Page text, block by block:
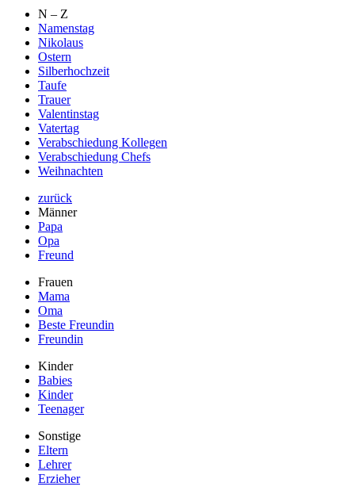
N – Z
Namenstag
Nikolaus
Ostern
Silberhochzeit
Taufe
Trauer
Valentinstag
Vatertag
Verabschiedung Kollegen
Verabschiedung Chefs
Weihnachten
zurück
Männer
Papa
Opa
Freund
Frauen
Mama
Oma
Beste Freundin
Freundin
Kinder
Babies
Kinder
Teenager
Sonstige
Eltern
Lehrer
Erzieher